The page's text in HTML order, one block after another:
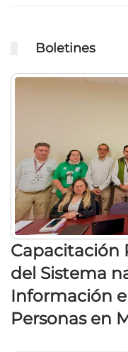
Boletines
Capacitación
del Sistema
Información
Personas en